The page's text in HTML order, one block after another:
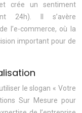
crée un sentiment
24h). Il s’avère
l’e-commerce, où la
important pour de
le slogan « Votre
Sur Mesure pour